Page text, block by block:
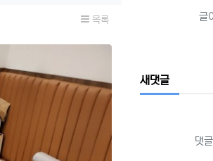
목록 글
새댓글
댓